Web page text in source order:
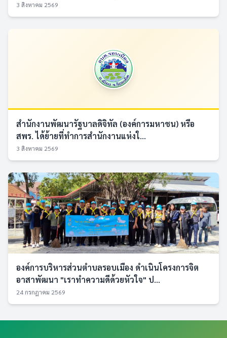
3 สิงหาคม 2569
สำนักงานพัฒนารัฐบาลดิจิทัล (องค์การมหาชน) หรือ
สพร. ได้ย้ายที่ทำการสำนักงานแห่งใ...
3 สิงหาคม 2569
องค์การบริหารส่วนตำบลรอบเมือง ดำเนินโครงการจิต
อาสาพัฒนา "เราทำความดีด้วยหัวใจ" ป...
24 กรกฎาคม 2569